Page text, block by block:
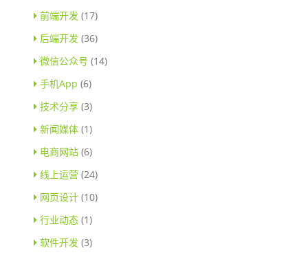
前端开发 (17)
后端开发 (36)
微信公众号 (14)
手机App (6)
技术分享 (3)
新闻媒体 (1)
电商网站 (6)
线上运营 (24)
网页设计 (10)
行业动态 (1)
软件开发 (3)